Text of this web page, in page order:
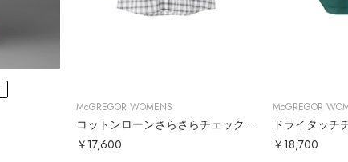
McGREGOR WOMENS
￥17,600
McGREGOR
ドライタッチ
￥18,700